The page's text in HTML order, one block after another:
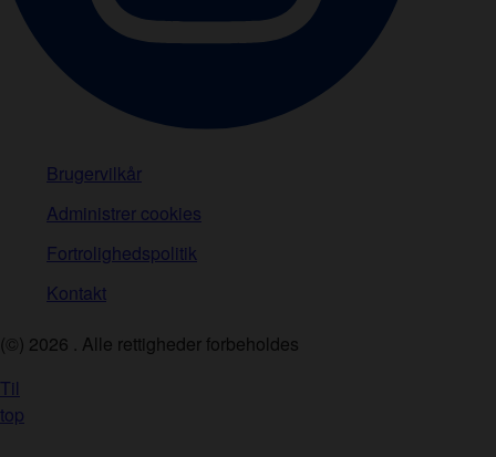
Brugervilkår
Administrer cookies
Fortrolighedspolitik
Kontakt
(©) 2026 . Alle rettigheder forbeholdes
Til
top